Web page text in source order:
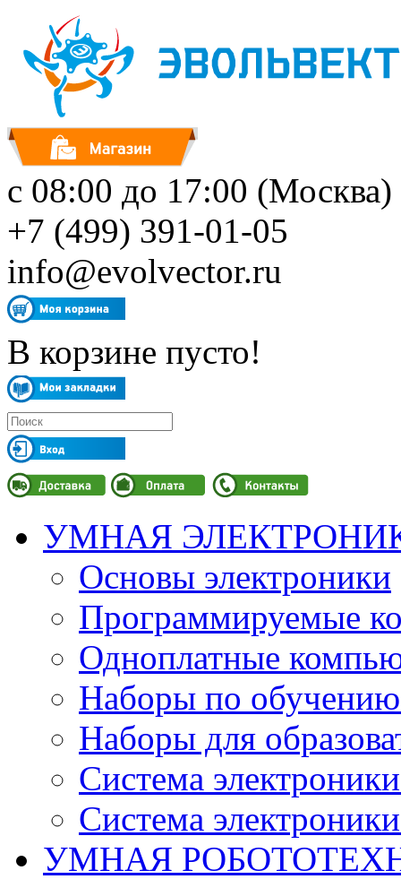
с 08:00 до 17:00 (Москва)
+7 (499) 391-01-05
info@evolvector.ru
В корзине пусто!
УМНАЯ
Основы электроники
Программируемые
Одноплатные
Наборы по
Наборы для
Система
Система
УМНАЯ